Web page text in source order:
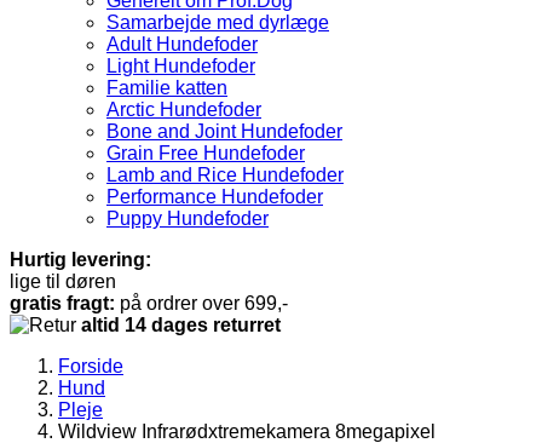
Samarbejde med dyrlæge
Adult Hundefoder
Light Hundefoder
Familie katten
Arctic Hundefoder
Bone and Joint Hundefoder
Grain Free Hundefoder
Lamb and Rice Hundefoder
Performance Hundefoder
Puppy Hundefoder
Hurtig levering:
lige til døren
gratis fragt: på ordrer over 699,-
altid 14 dages returret
Forside
Hund
Pleje
Wildview Infrarødxtremekamera 8megapixel